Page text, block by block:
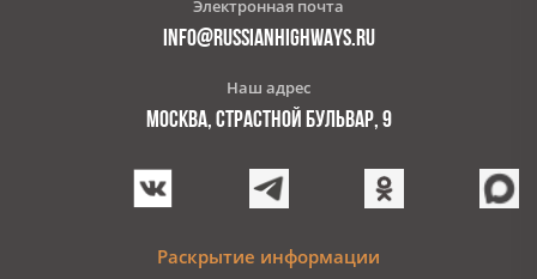
Электронная почта
INFO@RUSSIANHIGHWAYS.RU
Наш адрес
МОСКВА, СТРАСТНОЙ БУЛЬВАР, 9
Раскрытие информации